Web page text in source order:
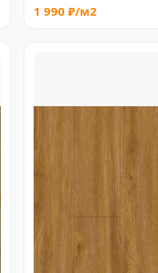
1 990 ₽/м2